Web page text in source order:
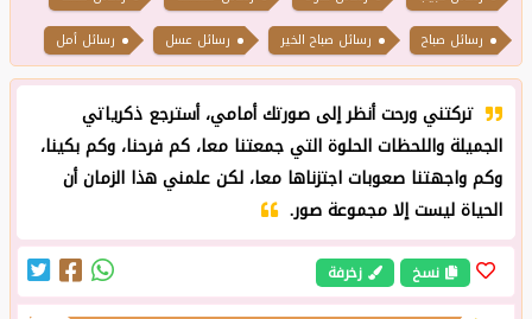
رسائل صباح
رسائل صباح الخير رسائل عسل رسائل أمل
تركتني ورحت أنظر إلى صورتك أمامي، أسترجع ذكرياتي
الجميلة واللحظات الحلوة التي جمعتنا معا، كم فرحنا، وكم بكينا،
وكم واجهتنا صعوبات اجتزناها معا، لكن علمني هذا الزمان أن
الحياة ليست إلا مجموعة صور.
نسخ زخرفة